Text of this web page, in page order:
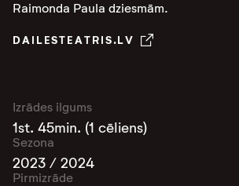
Raimonda Paula dziesmām.
DAILESTEATRIS.LV
Izrādes ilgums
1st. 45min. (1 cēliens)
Sezona
2023 / 2024
Pirmizrāde